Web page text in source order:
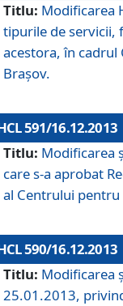
Titlu: Modificarea
tipurile de servicii,
acestora, în cadrul
Braşov.
591/16.12.2013
Titlu: Modificarea
care s-a aprobat
al Centrului pentru
590/16.12.2013
Titlu: Modificarea
25.01.2013,